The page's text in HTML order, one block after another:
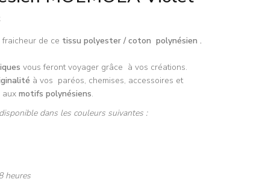
de ce tissu polyester / coton polynésien .
vous feront voyager grâce à vos créations.
à vos paréos, chemises, accessoires et
aux motifs polynésiens.
dans les couleurs suivantes :
heures